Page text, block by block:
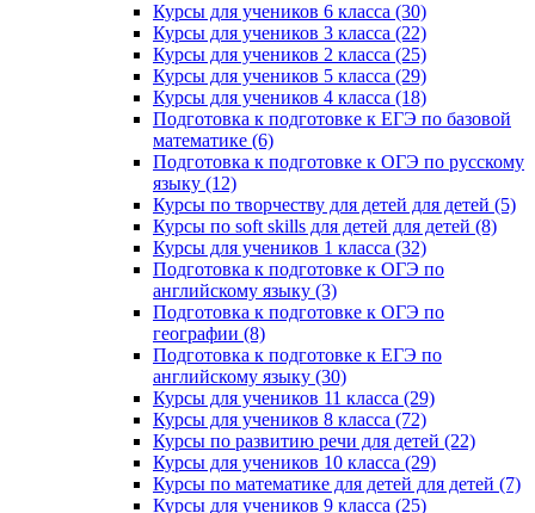
Курсы для учеников 6 класса (30)
Курсы для учеников 3 класса (22)
Курсы для учеников 2 класса (25)
Курсы для учеников 5 класса (29)
Курсы для учеников 4 класса (18)
Подготовка к подготовке к ЕГЭ по базовой
математике (6)
Подготовка к подготовке к ОГЭ по русскому
языку (12)
Курсы по творчеству для детей для детей (5)
Курсы по soft skills для детей для детей (8)
Курсы для учеников 1 класса (32)
Подготовка к подготовке к ОГЭ по
английскому языку (3)
Подготовка к подготовке к ОГЭ по
географии (8)
Подготовка к подготовке к ЕГЭ по
английскому языку (30)
Курсы для учеников 11 класса (29)
Курсы для учеников 8 класса (72)
Курсы по развитию речи для детей (22)
Курсы для учеников 10 класса (29)
Курсы по математике для детей для детей (7)
Курсы для учеников 9 класса (25)